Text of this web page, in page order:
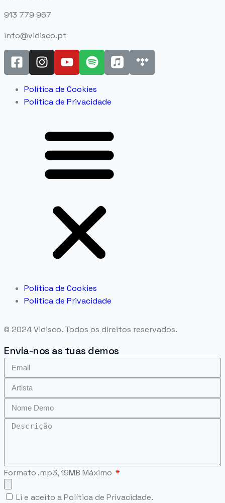
913 779 967
info@vidisco.pt
Política de Cookies
Política de Privacidade
Política de Cookies
Política de Privacidade
© 2024 Vidisco. Todos os direitos reservados.
Envia-nos as tuas demos
Formato .mp3, 19MB Máximo
Li e aceito a Política de Privacidade.